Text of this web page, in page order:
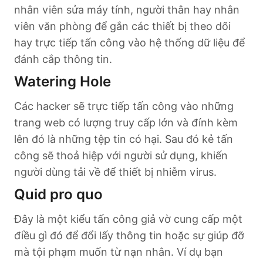
nhân viên sửa máy tính, người thân hay nhân
viên văn phòng để gắn các thiết bị theo dõi
hay trực tiếp tấn công vào hệ thống dữ liệu để
đánh cắp thông tin.
Watering Hole
Các hacker sẽ trực tiếp tấn công vào những
trang web có lượng truy cấp lớn và đính kèm
lên đó là những tệp tin có hại. Sau đó kẻ tấn
công sẽ thoả hiệp với người sử dụng, khiến
người dùng tải về để thiết bị nhiễm virus.
Quid pro quo
Đây là một kiểu tấn công giả vờ cung cấp một
điều gì đó để đổi lấy thông tin hoặc sự giúp đỡ
mà tội phạm muốn từ nạn nhân. Ví dụ bạn